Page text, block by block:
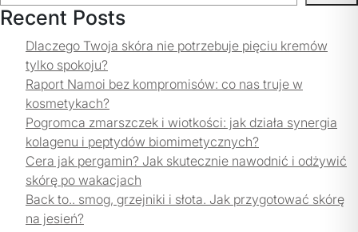
Recent Posts
Dlaczego Twoja skóra nie potrzebuje pięciu kremów
tylko spokoju?
Raport Namoi bez kompromisów: co nas truje w
kosmetykach?
Pogromca zmarszczek i wiotkości: jak działa synergia
kolagenu i peptydów biomimetycznych?
Cera jak pergamin? Jak skutecznie nawodnić i odżywić
skórę po wakacjach
Back to.. smog, grzejniki i słota. Jak przygotować skórę
na jesień?